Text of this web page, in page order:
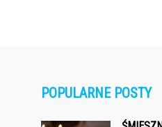
POPULARNE POSTY